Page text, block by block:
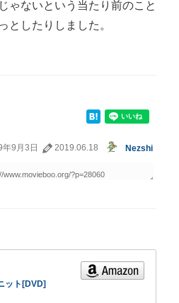
ゃないという当たり前のこと
としたりしました。
9月3日 2019.06.18 Nezshi
ット[DVD]